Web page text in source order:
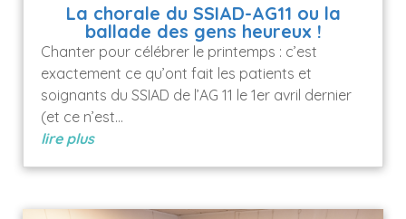
La chorale du SSIAD-AG11 ou la
ballade des gens heureux !
Chanter pour célébrer le printemps : c’est
exactement ce qu’ont fait les patients et
soignants du SSIAD de l’AG 11 le 1er avril dernier
(et ce n’est...
lire plus